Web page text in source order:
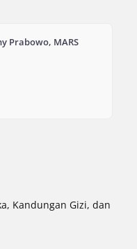
Prabowo, MARS
Kandungan Gizi, dan